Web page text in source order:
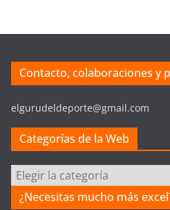
Contacto, colaboraciones y
elgurudeldeporte@gmail.com
Categorías de la Web
Categorías
¿Necesitas mucho más